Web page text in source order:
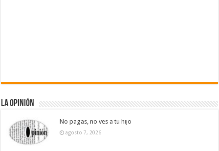
La Opinión
No pagas, no ves a tu hijo
agosto 7, 2026